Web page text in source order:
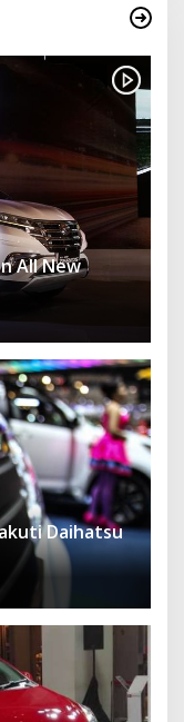
All New
Daihatsu